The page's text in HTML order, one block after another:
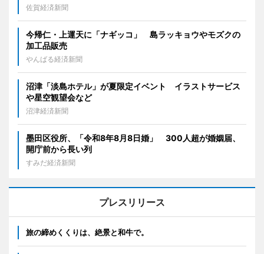
佐賀経済新聞
今帰仁・上運天に「ナギッコ」 島ラッキョウやモズクの
加工品販売
やんばる経済新聞
沼津「淡島ホテル」が夏限定イベント イラストサービス
や星空観望会など
沼津経済新聞
墨田区役所、「令和8年8月8日婚」 300人超が婚姻届、
開庁前から長い列
すみだ経済新聞
プレスリリース
旅の締めくくりは、絶景と和牛で。